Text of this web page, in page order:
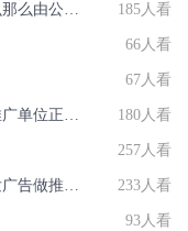
[营销技巧]「信息公关」软文营销为什么那么由公司青睐?信息的优点? 185人看
66人看
67人看
[营销技巧]怎样在网上网站投稿发新闻推广单位正能量新闻稿件？ 180人看
257人看
[营销技巧]连锁公司怎样在信息网站上发广告做推广提高产品知名度呢 233人看
93人看